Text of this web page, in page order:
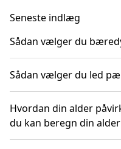
Seneste indlæg
Sådan vælger du
Sådan vælger du led
Hvordan din alder
du kan beregn din